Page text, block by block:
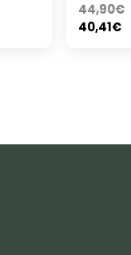
44,90€
40,41€